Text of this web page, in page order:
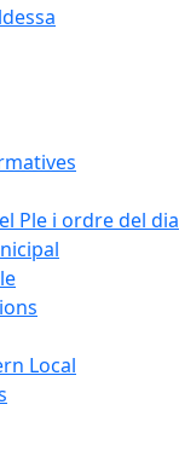
Ple i ordre del dia
Local